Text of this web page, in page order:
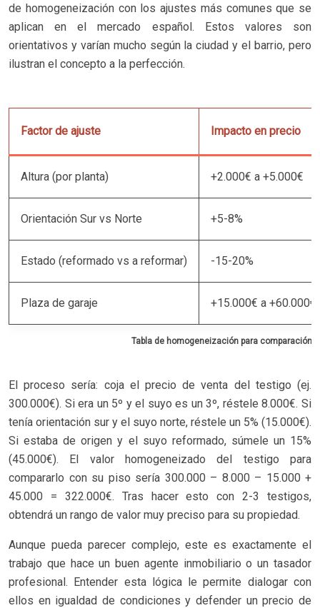
de homogeneización con los ajustes más comunes que se
aplican en el mercado español. Estos valores son
orientativos y varían mucho según la ciudad y el barrio, pero
ilustran el concepto a la perfección.
Tabla de homogeneización para comparación
Factor de ajuste Impacto en precio
Altura (por planta) +2.000€ a +5.000€
Orientación Sur vs Norte +5-8%
Estado (reformado vs a reformar) -15-20%
Plaza de garaje +15.000€ a +60.000€
El proceso sería: coja el precio de venta del testigo (ej.
300.000€). Si era un 5º y el suyo es un 3º, réstele 8.000€. Si
tenía orientación sur y el suyo norte, réstele un 5% (15.000€).
Si estaba de origen y el suyo reformado, súmele un 15%
(45.000€). El valor homogeneizado del testigo para
compararlo con su piso sería 300.000 – 8.000 – 15.000 +
45.000 = 322.000€. Tras hacer esto con 2-3 testigos,
obtendrá un rango de valor muy preciso para su propiedad.
Aunque pueda parecer complejo, este es exactamente el
trabajo que hace un buen agente inmobiliario o un tasador
profesional. Entender esta lógica le permite dialogar con
ellos en igualdad de condiciones y defender un precio de